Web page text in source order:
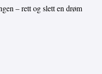
– rett og slett en drøm